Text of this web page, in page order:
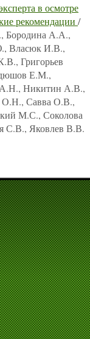
в осмотре
рекомендации /
Бородина А.А.,
Власюк И.В.,
Григорьев
Е.М.,
Никитин А.В.,
О.Н., Савва О.В.,
М.С., Соколова
С.В., Яковлев В.В.